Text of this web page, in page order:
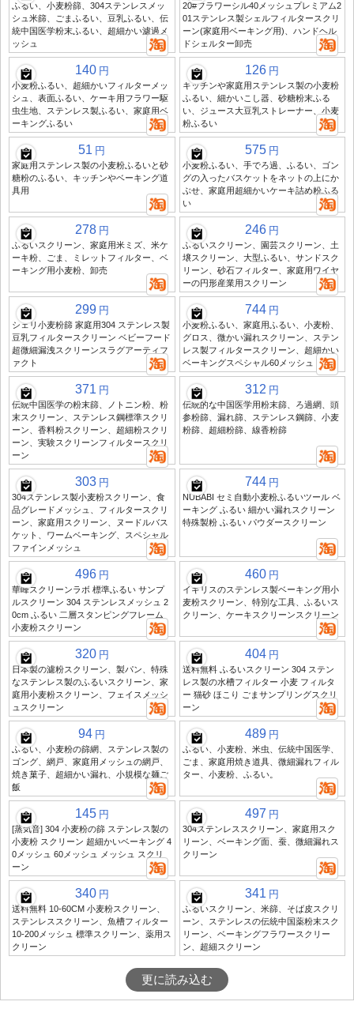
ふるい、小麦粉篩、304ステンレスメッ
シュ米篩、ごまふるい、豆乳ふるい、伝
統中国医学粉末ふるい、超細かい濾過メ
ッシュ
20#フラワーシル40メッシュプレミアム2
01ステンレス製シェルフィルタースクリ
ーン(家庭用ベーキング用)、ハンドヘル
ドシェルター卸売
140 円
小麦粉ふるい、超細かいフィルターメッ
シュ、表面ふるい、ケーキ用フラワー駆
虫生地、ステンレス製ふるい、家庭用ベ
ーキングふるい
126 円
キッチンや家庭用ステンレス製の小麦粉
ふるい、細かいこし器、砂糖粉末ふる
い、ジュース大豆乳ストレーナー、小麦
粉ふるい
51 円
家庭用ステンレス製の小麦粉ふるいと砂
糖粉のふるい、キッチンやベーキング道
具用
575 円
小麦粉ふるい、手でろ過、ふるい、ゴン
グの入ったバスケットをネットの上にか
ぶせ、家庭用超細かいケーキ詰め粉ふる
い
278 円
ふるいスクリーン、家庭用米ミズ、米ケ
ーキ粉、ごま、ミレットフィルター、ベ
ーキング用小麦粉、卸売
246 円
ふるいスクリーン、園芸スクリーン、土
壌スクリーン、大型ふるい、サンドスク
リーン、砂石フィルター、家庭用ワイヤ
ーの円形産業用スクリーン
299 円
シェリ小麦粉篩 家庭用304 ステンレス製
豆乳フィルタースクリーン ベビーフード
超微細漏洩スクリーンスラグアーティフ
ァクト
744 円
小麦粉ふるい、家庭用ふるい、小麦粉、
グロス、微かい漏れスクリーン、ステン
レス製フィルタースクリーン、超細かい
ベーキングスペシャル60メッシュ
371 円
伝統中国医学の粉末篩、ノトニン粉、粉
末スクリーン、ステンレス鋼標準スクリ
ーン、香料粉スクリーン、超細粉スクリ
ーン、実験スクリーンフィルタースクリ
ーン
312 円
伝統的な中国医学用粉末篩、ろ過網、頭
参粉篩、漏れ篩、ステンレス鋼篩、小麦
粉篩、超細粉篩、線香粉篩
303 円
304ステンレス製小麦粉スクリーン、食
品グレードメッシュ、フィルタースクリ
ーン、家庭用スクリーン、ヌードルバス
ケット、ワームベーキング、スペシャル
ファインメッシュ
744 円
NUBABI セミ自動小麦粉ふるいツール ベ
ーキング ふるい 細かい漏れスクリーン
特殊製粉 ふるい パウダースクリーン
496 円
華峰スクリーンラボ 標準ふるい サンプ
ルスクリーン 304 ステンレスメッシュ 2
0cm ふるい 二層スタンピングフレーム
小麦粉スクリーン
460 円
イギリスのステンレス製ベーキング用小
麦粉スクリーン、特別な工具、ふるいス
クリーン、ケーキスクリーンスクリーン
320 円
日本製の濾粉スクリーン、製パン、特殊
なステンレス製のふるいスクリーン、家
庭用小麦粉スクリーン、フェイスメッシ
ュスクリーン
404 円
送料無料 ふるいスクリーン 304 ステン
レス製の水槽フィルター 小麦 フィルタ
ー 猫砂 ほこり ごまサンプリングスクリ
ーン
94 円
ふるい、小麦粉の篩網、ステンレス製の
ゴング、網戸、家庭用メッシュの網戸、
焼き菓子、超細かい漏れ、小規模な麺ご
飯
489 円
ふるい、小麦粉、米虫、伝統中国医学、
ごま、家庭用焼き道具、微細漏れフィル
ター、小麦粉、ふるい。
145 円
[蒸気音] 304 小麦粉の篩 ステンレス製の
小麦粉 スクリーン 超細かいベーキング 4
0メッシュ 60メッシュ メッシュ スクリ
ーン
497 円
304ステンレススクリーン、家庭用スク
リーン、ベーキング面、蚕、微細漏れス
クリーン
340 円
送料無料 10-60CM 小麦粉スクリーン、
ステンレススクリーン、魚槽フィルター
10-200メッシュ 標準スクリーン、薬用ス
クリーン
341 円
ふるいスクリーン、米篩、そば皮スクリ
ーン、ステンレスの伝統中国薬粉末スク
リーン、ベーキングフラワースクリー
ン、超細スクリーン
更に読み込む